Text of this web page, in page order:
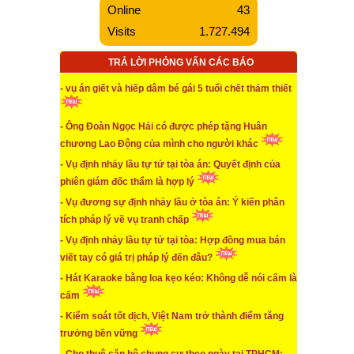
Online
43
Visits
1.727.494
TRẢ LỜI PHỎNG VẤN CÁC BÁO
- vụ án giết và hiếp dâm bé gái 5 tuổi chết thảm thiết
- Ông Đoàn Ngọc Hải có được phép tặng Huân
chương Lao Động của mình cho người khác
- Vụ định nhảy lầu tự tử tại tòa án: Quyết định của
phiên giám đốc thẩm là hợp lý
- Vụ đương sự định nhảy lầu ở tòa án: Ý kiến phân
tích pháp lý về vụ tranh chấp
- Vụ định nhảy lầu tự tử tại tòa: Hợp đồng mua bán
viết tay có giá trị pháp lý đến đâu?
- Hát Karaoke bằng loa kẹo kéo: Không dễ nói cấm là
cấm
- Kiểm soát tốt dịch, Việt Nam trở thành điểm tăng
trưởng bền vững
vừa có nồng độ cồn lại còn bỏ chạy khỏi hiện trường
...xem chi tiết
* Không phải cứ mua bảo hiểm TNDS đều sẽ được
bồi thường khi gây tai nạn
...xem chi tiết
đang giá ảo thì đầu tư chứng khoán là kênh hấp dẫn
...xem chi tiết
* Những rủi ro khi mua lại nhà ở xã hội bằng hợp
* Không phải cứ mua bảo hiểm TNDS đều sẽ được
bồi thường khi gây tai nạn
* Góp ý sửa đổi, bổ sung một số vấn đề của Luật Xử